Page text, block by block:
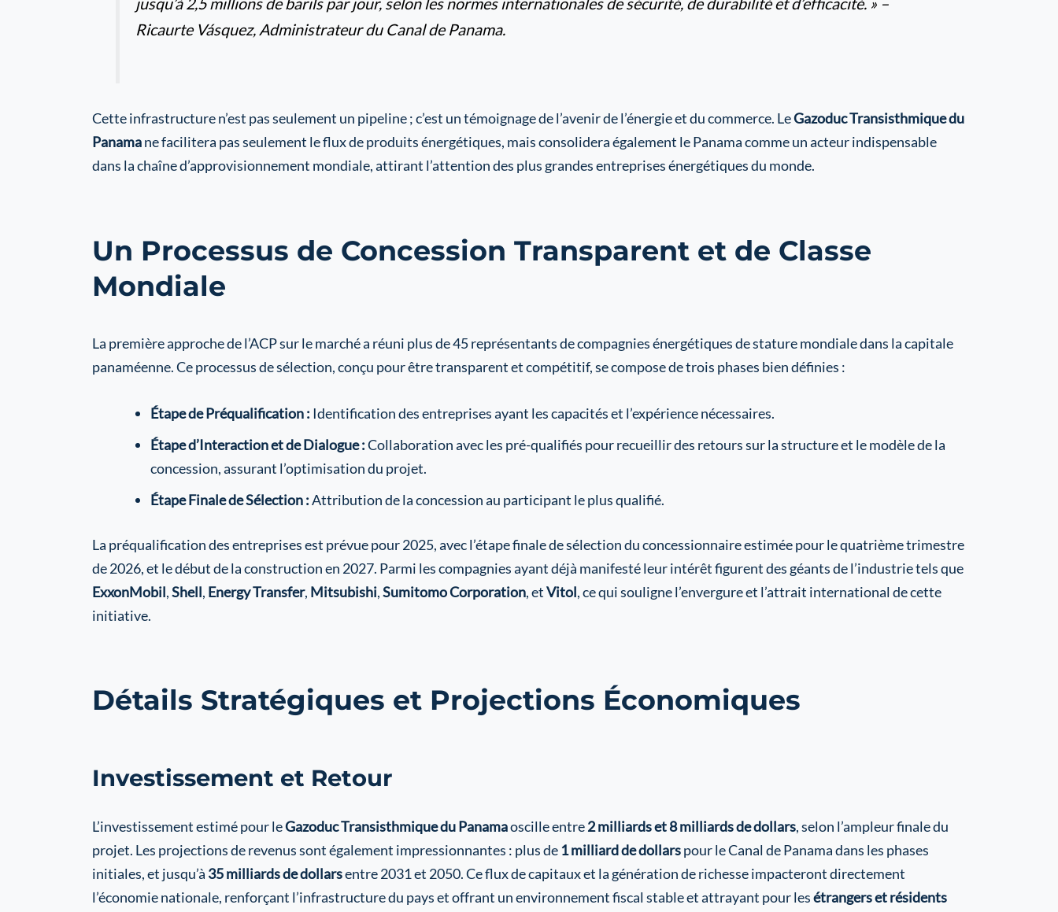
Ricaurte Vásquez, Administrateur du Canal de Panama.
Cette infrastructure n’est pas seulement un pipeline ; c’est un témoignage de l’avenir de l’énergie et du commerce. LeGazoduc Transisthmique du
Panamane facilitera pas seulement le flux de produits énergétiques, mais consolidera également le Panama comme un acteur indispensable
dans la chaîne d’approvisionnement mondiale, attirant l’attention des plus grandes entreprises énergétiques du monde.
Un Processus de Concession Transparent et de Classe
Mondiale
La première approche de l’ACP sur le marché a réuni plus de 45 représentants de compagnies énergétiques de stature mondiale dans la capitale
panaméenne. Ce processus de sélection, conçu pour être transparent et compétitif, se compose de trois phases bien définies :
Étape de Préqualification : Identification des entreprises ayant les capacités et l’expérience nécessaires.
Étape d’Interaction et de Dialogue :Collaboration avec les pré-qualifiés pour recueillir des retours sur la structure et le modèle de la
concession, assurant l’optimisation du projet.
Étape Finale de Sélection :Attribution de la concession au participant le plus qualifié.
La préqualification des entreprises est prévue pour 2025, avec l’étape finale de sélection du concessionnaire estimée pour le quatrième trimestre
de 2026, et le début de la construction en 2027. Parmi les compagnies ayant déjà manifesté leur intérêt figurent des géants de l’industrie tels que
ExxonMobil,Shell, Energy Transfer, Mitsubishi,Sumitomo Corporation, etVitol, ce qui souligne l’envergure et l’attrait international de cette
initiative.
Détails Stratégiques et Projections Économiques
Investissement et Retour
L’investissement estimé pour leGazoduc Transisthmique du Panamaoscille entre2 milliards et 8 milliards de dollars, selon l’ampleur finale du
projet. Les projections de revenus sont également impressionnantes : plus de 1 milliard de dollarspour le Canal de Panama dans les phases
initiales, et jusqu’à 35 milliards de dollarsentre 2031 et 2050. Ce flux de capitaux et la génération de richesse impacteront directement
l’économie nationale, renforçant l’infrastructure du pays et offrant un environnement fiscal stable et attrayant pour lesétrangers et résidents